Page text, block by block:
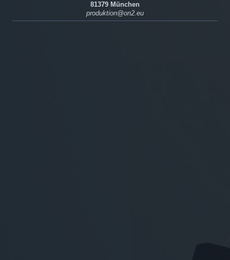
81379 München
produktion@on2.eu